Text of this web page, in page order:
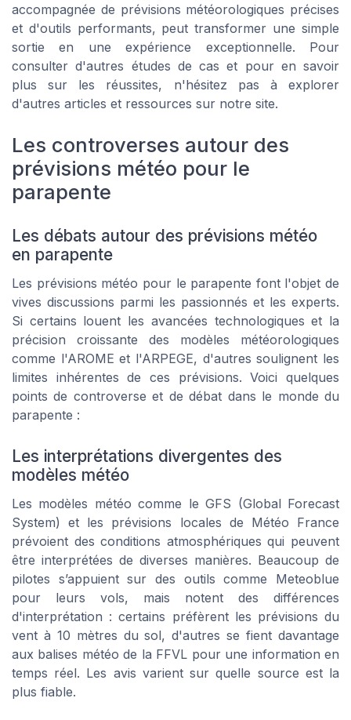
accompagnée de prévisions météorologiques précises
et d'outils performants, peut transformer une simple
sortie en une expérience exceptionnelle. Pour
consulter d'autres études de cas et pour en savoir
plus sur les réussites, n'hésitez pas à explorer
d'autres articles et ressources sur notre site.
Les controverses autour des
prévisions météo pour le
parapente
Les débats autour des prévisions météo
en parapente
Les prévisions météo pour le parapente font l'objet de
vives discussions parmi les passionnés et les experts.
Si certains louent les avancées technologiques et la
précision croissante des modèles météorologiques
comme l'AROME et l'ARPEGE, d'autres soulignent les
limites inhérentes de ces prévisions. Voici quelques
points de controverse et de débat dans le monde du
parapente :
Les interprétations divergentes des
modèles météo
Les modèles météo comme le GFS (Global Forecast
System) et les prévisions locales de Météo France
prévoient des conditions atmosphériques qui peuvent
être interprétées de diverses manières. Beaucoup de
pilotes s’appuient sur des outils comme Meteoblue
pour leurs vols, mais notent des différences
d'interprétation : certains préfèrent les prévisions du
vent à 10 mètres du sol, d'autres se fient davantage
aux balises météo de la FFVL pour une information en
temps réel. Les avis varient sur quelle source est la
plus fiable.